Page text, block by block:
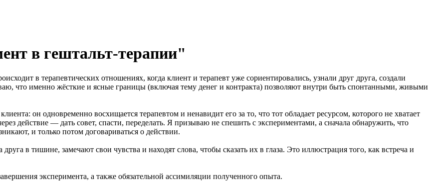
в гештальт-терапии"
в терапевтических отношениях, когда клиент и терапевт уже сориентировались, узнали друг друга, создали
что именно жёсткие и ясные границы (включая тему денег и контракта) позволяют внутри быть спонтанными, живыми
он одновременно восхищается терапевтом и ненавидит его за то, что тот обладает ресурсом, которого не хватает
действие — дать совет, спасти, переделать. Я призываю не спешить с экспериментами, а сначала обнаружить, что
и только потом договариваться о действии.
в тишине, замечают свои чувства и находят слова, чтобы сказать их в глаза. Это иллюстрация того, как встреча и
эксперимента, а также обязательной ассимиляции полученного опыта.